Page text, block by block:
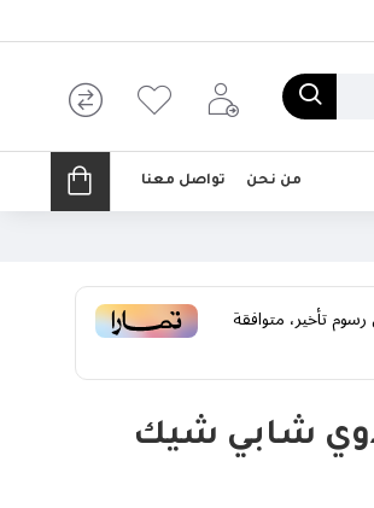
من نحن تواصل معنا
تأخير، متوافقة
شابي شيك